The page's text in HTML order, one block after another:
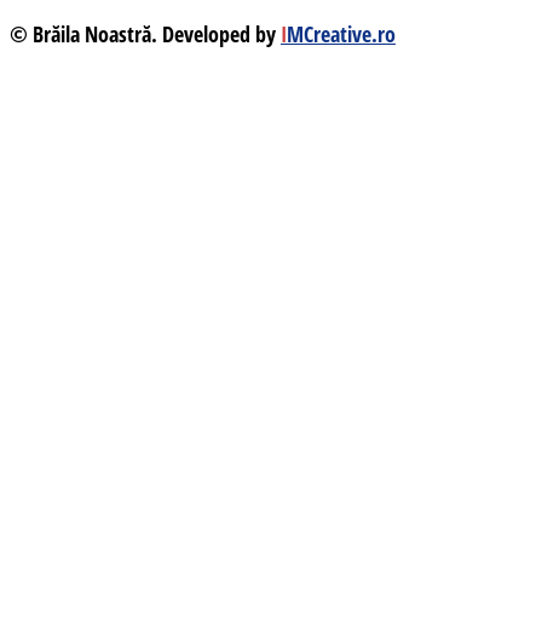
© Brăila Noastră. Developed by IMCreative.ro